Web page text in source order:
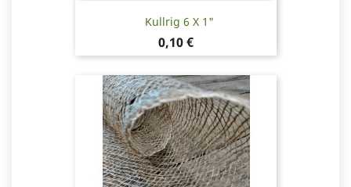
Kullrig 6 X 1"
Pris
0,10 €